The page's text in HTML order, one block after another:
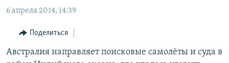
главной
навигации
Вернутся
поиску
ТАДЖИКИСТАН
ҚАЗАҚША
КЫРГЫЗЧА
ЎЗБЕКЧА
6 апреля 2014, 14:39
Поделиться
Австралия направляет поисковые самолёты и суда в